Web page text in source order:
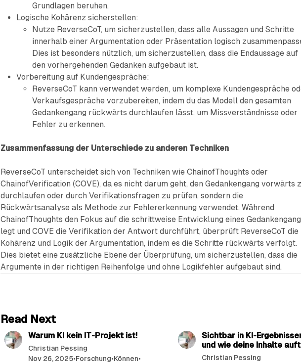
Grundlagen beruhen.
Logische Kohärenz sicherstellen:
Nutze ReverseCoT, um sicherzustellen, dass alle Aussagen und Schritte
innerhalb einer Argumentation oder Präsentation logisch
Dies ist besonders nützlich, um sicherzustellen, dass die Endaussage auf
den vorhergehenden Gedanken aufgebaut ist.
Vorbereitung auf Kundengespräche:
ReverseCoT kann verwendet werden, um komplexe Kundengespräche
Verkaufsgespräche vorzubereiten, indem du das Modell den gesamten
Gedankengang rückwärts durchlaufen lässt, um Missverständnisse oder
Fehler zu erkennen.
Zusammenfassung der Unterschiede zu anderen Techniken
ReverseCoT unterscheidet sich von Techniken wie ChainofThoughts oder
ChainofVerification (COVE), da es nicht darum geht, den Gedankengang vorwärts
durchlaufen oder durch Verifikationsfragen zu prüfen, sondern die
Rückwärtsanalyse als Methode zur Fehlererkennung verwendet. Während
ChainofThoughts den Fokus auf die schrittweise Entwicklung eines
legt und COVE die Verifikation der Antwort durchführt, überprüft ReverseCoT die
Kohärenz und Logik der Argumentation, indem es die Schritte rückwärts verfolgt.
Dies bietet eine zusätzliche Ebene der Überprüfung, um sicherzustellen, dass die
Argumente in der richtigen Reihenfolge und ohne Logikfehler aufgebaut sind.
Read Next
Warum KI kein IT-Projekt ist!
Christian Pessing
Nov 26, 2025•Forschung•Können•
Sichtbar in KI-
und wie deine Inhalte
Christian Pessing